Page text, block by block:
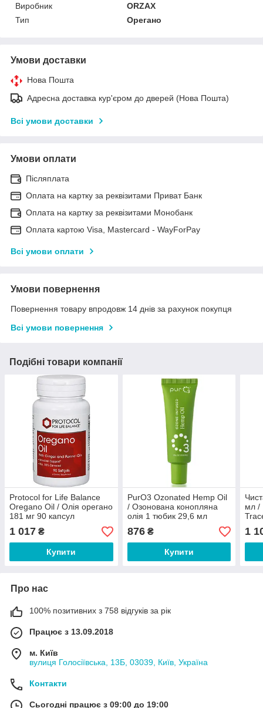
Виробник
ORZAX
Тип
Орегано
Умови доставки
Нова Пошта
Адресна доставка кур'єром до дверей (Нова Пошта)
Всі умови доставки
Умови оплати
Післяплата
Оплата на картку за реквізитами Приват Банк
Оплата на картку за реквізитами Монобанк
Оплата картою Visa, Mastercard - WayForPay
Всі умови оплати
Умови повернення
Повернення товару впродовж 14 днів за рахунок покупця
Всі умови повернення
Подібні товари компанії
Protocol for Life Balance
Oregano Oil / Олія орегано
181 мг 90 капсул
1 017 ₴
Купити
PurO3 Ozonated Hemp Oil
/ Озонована конопляна
олія 1 тюбик 29,6 мл
876₴
Купити
мл /
1
Про нас
100% позитивних з 758 відгуків за рік
Працює з 13.09.2018
м. Київ
вулиця Голосіївська, 13Б, 03039, Київ, Україна
Контакти
Сьогодні працює з 09:00 до 19:00